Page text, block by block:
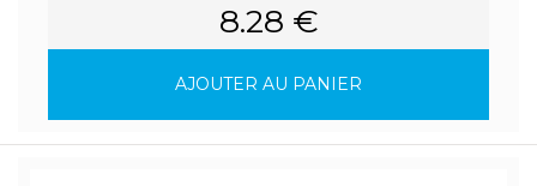
8.28 €
AJOUTER AU PANIER